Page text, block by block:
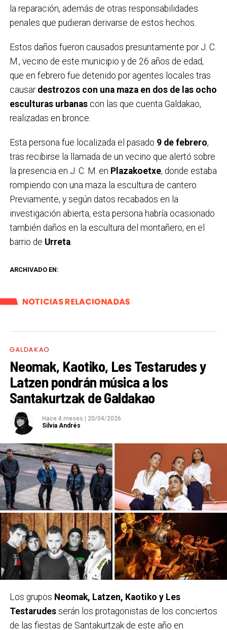
la reparación, además de otras responsabilidades
penales que pudieran derivarse de estos hechos.
Estos daños fueron causados presuntamente por J. C.
M., vecino de este municipio y de 26 años de edad,
que en febrero fue detenido por agentes locales tras
causardestrozos con una maza en dos de las ocho
esculturas urbanascon las que cuenta Galdakao,
realizadas en bronce.
Esta persona fue localizada el pasado 9 de febrero,
tras recibirse la llamada de un vecino que alertó sobre
la presencia en J. C. M. en Plazakoetxe, donde estaba
rompiendo con una maza la escultura de cantero.
Previamente, y según datos recabados en la
investigación abierta, esta persona habría ocasionado
también daños en la escultura del montañero, en el
barrio de Urreta.
ARCHIVADO EN:
NOTICIAS RELACIONADAS
GALDAKAO
Neomak, Kaotiko, Les Testarudes y
Latzen pondrán música a los
Santakurtzak de Galdakao
Hace 4 meses
20/04/2026
Silvia Andrés
Los grupos Neomak, Latzen, Kaotiko y Les
Testarudesserán los protagonistas de los conciertos
de las fiestas de Santakurtzak de este año en